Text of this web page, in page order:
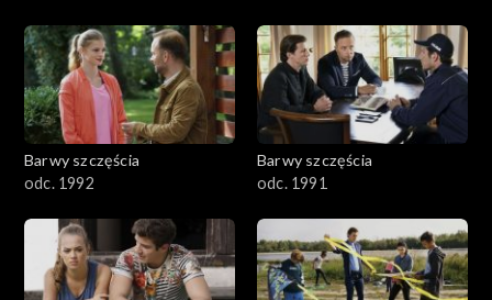
1801–1900
1701–1800
1601–1700
1501–1600
1401–1500
Barwy szczęścia
odc. 1992
Barwy szczęścia
odc. 1991